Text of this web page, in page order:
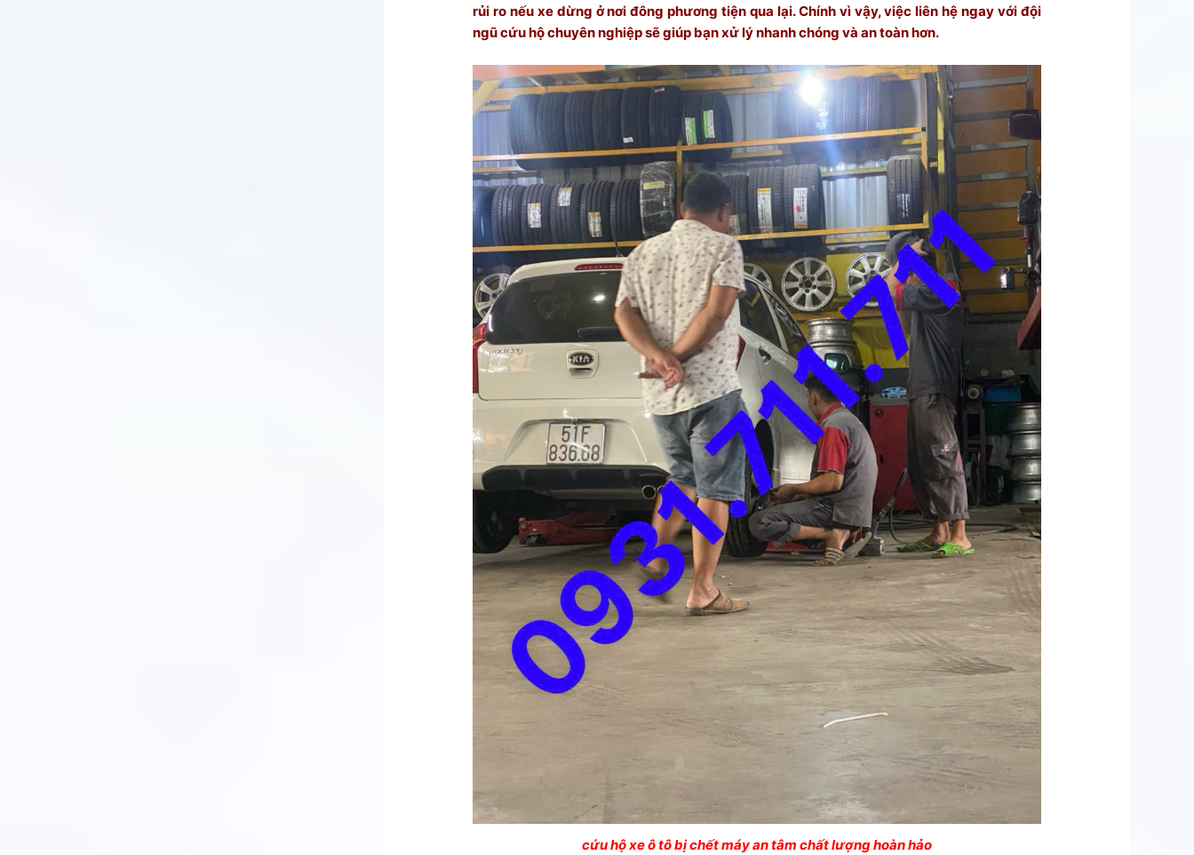
rủi ro nếu xe dừng ở nơi đông phương tiện qua lại. Chính vì vậy, việc liên hệ ngay với đội
ngũ cứu hộ chuyên nghiệp sẽ giúp bạn xử lý nhanh chóng và an toàn hơn.
cứu hộ xe ô tô bị chết máy an tâm chất lượng hoàn hảo